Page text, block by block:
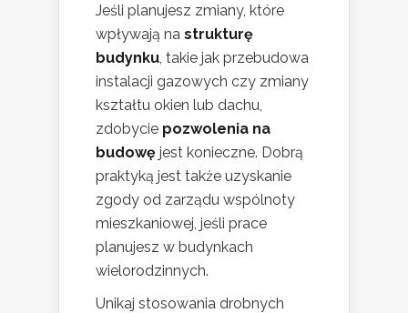
Jeśli planujesz zmiany, które
wpływają na strukturę
budynku , takie jak przebudowa
instalacji gazowych czy zmiany
kształtu okien lub dachu,
zdobycie pozwolenia na
budowę jest konieczne. Dobrą
praktyką jest także uzyskanie
zgody od zarządu wspólnoty
mieszkaniowej, jeśli prace
planujesz w budynkach
wielorodzinnych.
Unikaj stosowania drobnych